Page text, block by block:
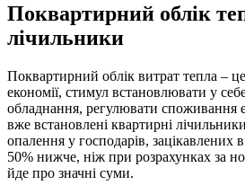
Поквартирний облік
лічильники
Поквартирний облік витрат тепла –
економії, стимул встановлювати у
обладнання, регулювати споживання
вже встановлені квартирні
опалення у господарів, зацікавлених
50% нижче, ніж при розрахунках за
йде про значні суми.